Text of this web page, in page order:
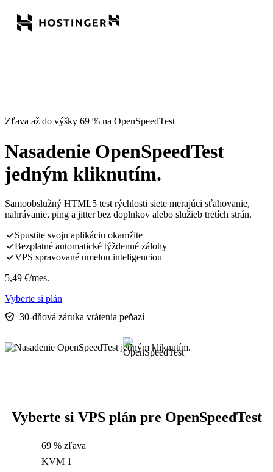
Zľava až do výšky 69 % na OpenSpeedTest
Nasadenie OpenSpeedTest
jedným kliknutím.
Samoobslužný HTML5 test rýchlosti siete merajúci sťahovanie,
nahrávanie, ping a jitter bez doplnkov alebo služieb tretích strán.
Spustite svoju aplikáciu okamžite
Bezplatné automatické týždenné zálohy
VPS spravované umelou inteligenciou
5,49 €/mes.
Vyberte si plán
30-dňová záruka vrátenia peňazí
Vyberte si VPS plán pre OpenSpeedTest
69 % zľava
KVM 1